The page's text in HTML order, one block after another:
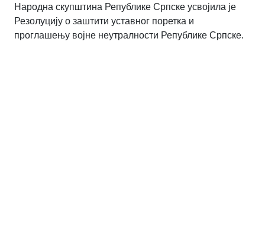
Народнa скупштинa Републике Српске усвојилa je
Резолуцију о заштити уставног поретка и
проглашењу војне неутралности Републике Српске.